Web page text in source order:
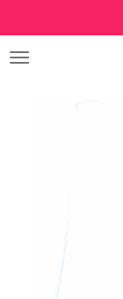
Hauptinhalt
springen